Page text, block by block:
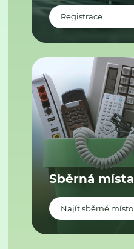
Registrace
Sběrná místa
Najít sběrné místo